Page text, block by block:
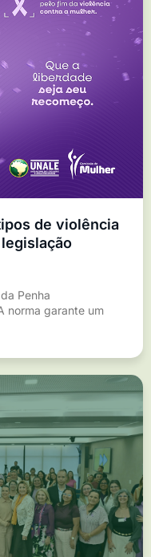
de violência
Penha
norma garante um